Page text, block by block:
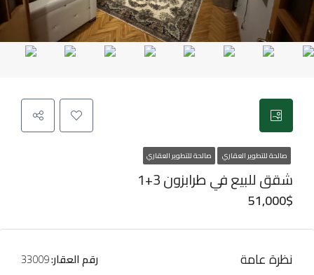
صالحة للتطوير العقاري صالحة للتطوير العقاري
شقق للبيع في طرابزون 3+1
51,000$
نظرة عامة رقم العقار: